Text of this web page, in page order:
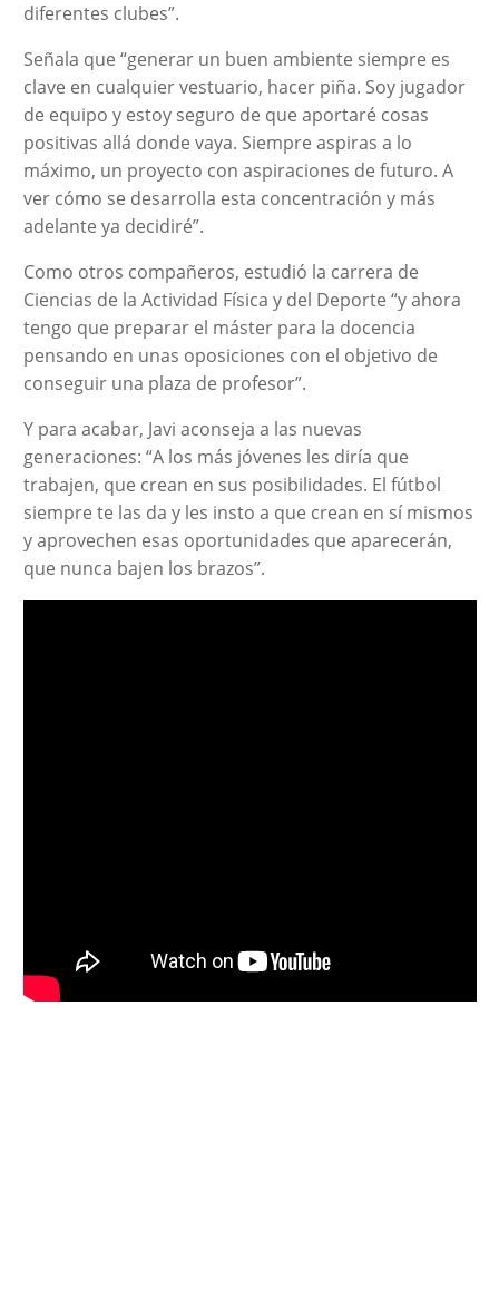
diferentes clubes”.
Señala que “generar un buen ambiente siempre es
clave en cualquier vestuario, hacer piña. Soy jugador
de equipo y estoy seguro de que aportaré cosas
positivas allá donde vaya. Siempre aspiras a lo
máximo, un proyecto con aspiraciones de futuro. A
ver cómo se desarrolla esta concentración y más
adelante ya decidiré”.
Como otros compañeros, estudió la carrera de
Ciencias de la Actividad Física y del Deporte “y ahora
tengo que preparar el máster para la docencia
pensando en unas oposiciones con el objetivo de
conseguir una plaza de profesor”.
Y para acabar, Javi aconseja a las nuevas
generaciones: “A los más jóvenes les diría que
trabajen, que crean en sus posibilidades. El fútbol
siempre te las da y les insto a que crean en sí mismos
y aprovechen esas oportunidades que aparecerán,
que nunca bajen los brazos”.